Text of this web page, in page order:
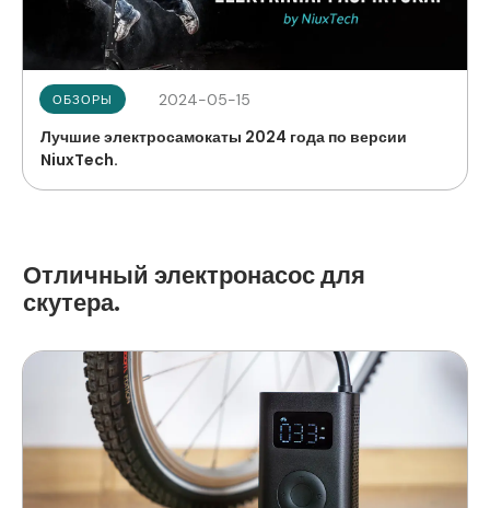
ОБЗОРЫ 2024-05-15
Лучшие электросамокаты 2024 года по версии
NiuxTech.
Отличный электронасос для
скутера.